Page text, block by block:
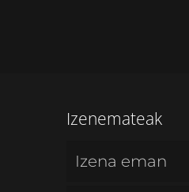
Izenemateak
Izena eman